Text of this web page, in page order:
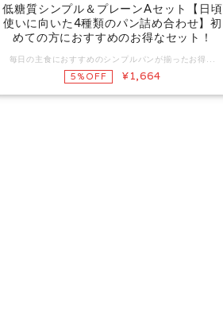
低糖質シンプル＆プレーンAセット【日頃
使いに向いた4種類のパン詰め合わせ】初
めての方におすすめのお得なセット！
5%OFF ¥1,664